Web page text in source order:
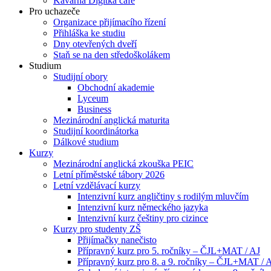
Pro uchazeče
Organizace přijímacího řízení
Přihláška ke studiu
Dny otevřených dveří
Staň se na den středoškolákem
Studium
Studijní obory
Obchodní akademie
Lyceum
Business
Mezinárodní anglická maturita
Studijní koordinátorka
Dálkové studium
Kurzy
Mezinárodní anglická zkouška PEIC
Letní příměstské tábory 2026
Letní vzdělávací kurzy
Intenzivní kurz angličtiny s rodilým mluvčím
Intenzivní kurz německého jazyka
Intenzivní kurz češtiny pro cizince
Kurzy pro studenty ZŠ
Přijímačky nanečisto
Přípravný kurz pro 5. ročníky – ČJL+MAT / AJ
Přípravný kurz pro 8. a 9. ročníky – ČJL+MAT /